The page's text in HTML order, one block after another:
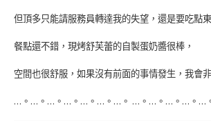
但頂多只能請服務員轉達我的失望，還是要吃點
餐點還不錯，現烤舒芙蕾的自製蛋奶醬很棒，
空間也很舒服，如果沒有前面的事情發生，我會
…。…。…。…。…。…。…。 …。…。…。…。…